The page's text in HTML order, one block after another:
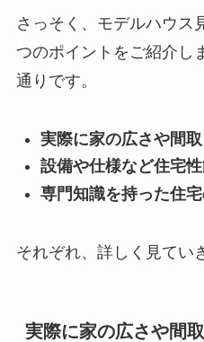
さっそく、モデルハウス
つのポイントをご紹介し
通りです。
実際に家の広さや間
設備や仕様など住宅
専門知識を持った住
それぞれ、詳しく見てい
実際に家の広さや間